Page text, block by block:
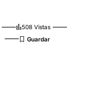
508 Vistas